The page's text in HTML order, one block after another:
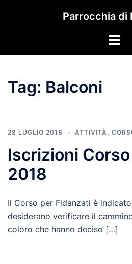
Parrocchia di
Tag: Balconi
28 LUGLIO 2018 ATTIVITÀ,
Iscrizioni
2018
Il Corso per Fidanzati è
desiderano verificare il
coloro che hanno deciso […]